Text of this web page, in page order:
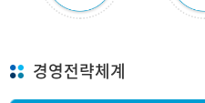
경영전략체계